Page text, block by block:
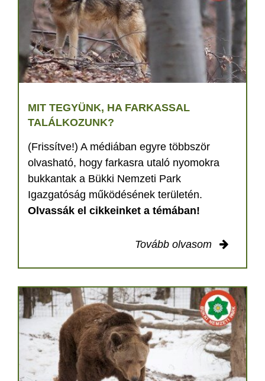
MIT TEGYÜNK, HA FARKASSAL
TALÁLKOZUNK?
(Frissítve!) A médiában egyre többször
olvasható, hogy farkasra utaló nyomokra
bukkantak a Bükki Nemzeti Park
Igazgatóság működésének területén.
Olvassák el cikkeinket a témában!
Tovább olvasom